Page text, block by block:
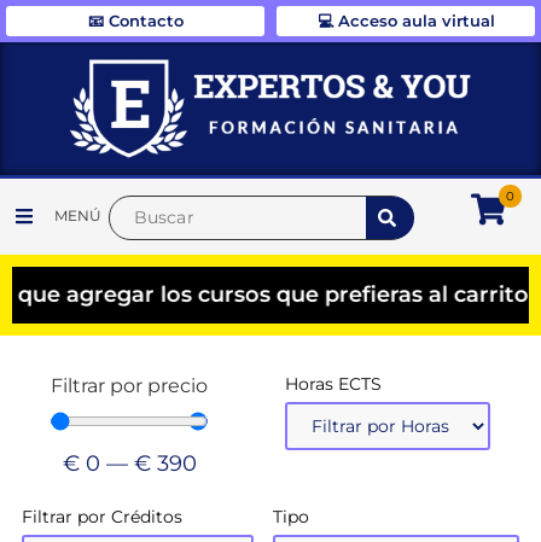
📧 Contacto 💻 Acceso aula virtual
MENÚ
0
los cursos que prefieras al carrito y
Filtrar por precio
€ 0 — € 390
Horas ECTS
Filtrar por Créditos Tipo